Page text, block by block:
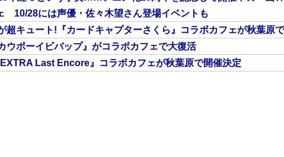
10/28には声優・佐々木望さん登場イベントも
超キュート!『カードキャプターさくら』コラボカフェが秋葉原
ウボーイビバップ』がコラボカフェで大復活
EXTRA Last Encore』コラボカフェが秋葉原で開催決定